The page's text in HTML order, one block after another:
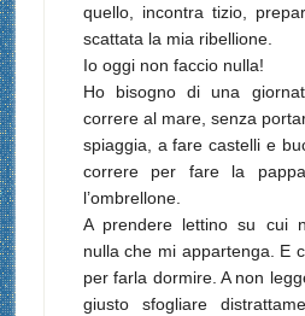
quello, incontra tizio,
scattata la mia ribellione.
Io oggi non faccio nulla!
Ho bisogno di una
correre al mare, senza
spiaggia, a fare castelli e
correre per fare la
l’ombrellone.
A prendere lettino su cui
nulla che mi appartenga. E
per farla dormire. A non
giusto sfogliare